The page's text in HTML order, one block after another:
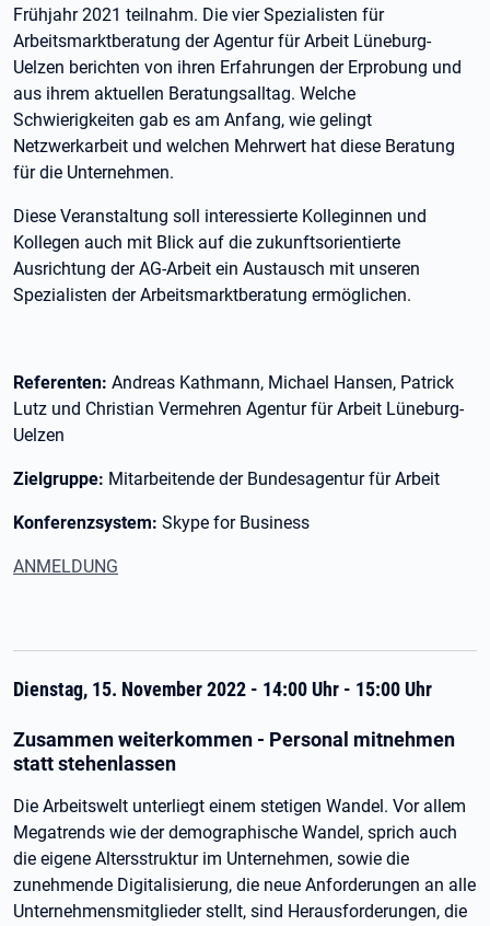
Frühjahr 2021 teilnahm. Die vier Spezialisten für
Arbeitsmarktberatung der Agentur für Arbeit Lüneburg-
Uelzen berichten von ihren Erfahrungen der Erprobung und
aus ihrem aktuellen Beratungsalltag. Welche
Schwierigkeiten gab es am Anfang, wie gelingt
Netzwerkarbeit und welchen Mehrwert hat diese Beratung
für die Unternehmen.
Diese Veranstaltung soll interessierte Kolleginnen und
Kollegen auch mit Blick auf die zukunftsorientierte
Ausrichtung der AG-Arbeit ein Austausch mit unseren
Spezialisten der Arbeitsmarktberatung ermöglichen.
Referenten: Andreas Kathmann, Michael Hansen, Patrick
Lutz und Christian Vermehren Agentur für Arbeit Lüneburg-
Uelzen
Zielgruppe: Mitarbeitende der Bundesagentur für Arbeit
Konferenzsystem: Skype for Business
ANMELDUNG
Dienstag, 15. November 2022 - 14:00 Uhr - 15:00 Uhr
Zusammen weiterkommen - Personal mitnehmen
statt stehenlassen
Die Arbeitswelt unterliegt einem stetigen Wandel. Vor allem
Megatrends wie der demographische Wandel, sprich auch
die eigene Altersstruktur im Unternehmen, sowie die
zunehmende Digitalisierung, die neue Anforderungen an alle
Unternehmensmitglieder stellt, sind Herausforderungen, die